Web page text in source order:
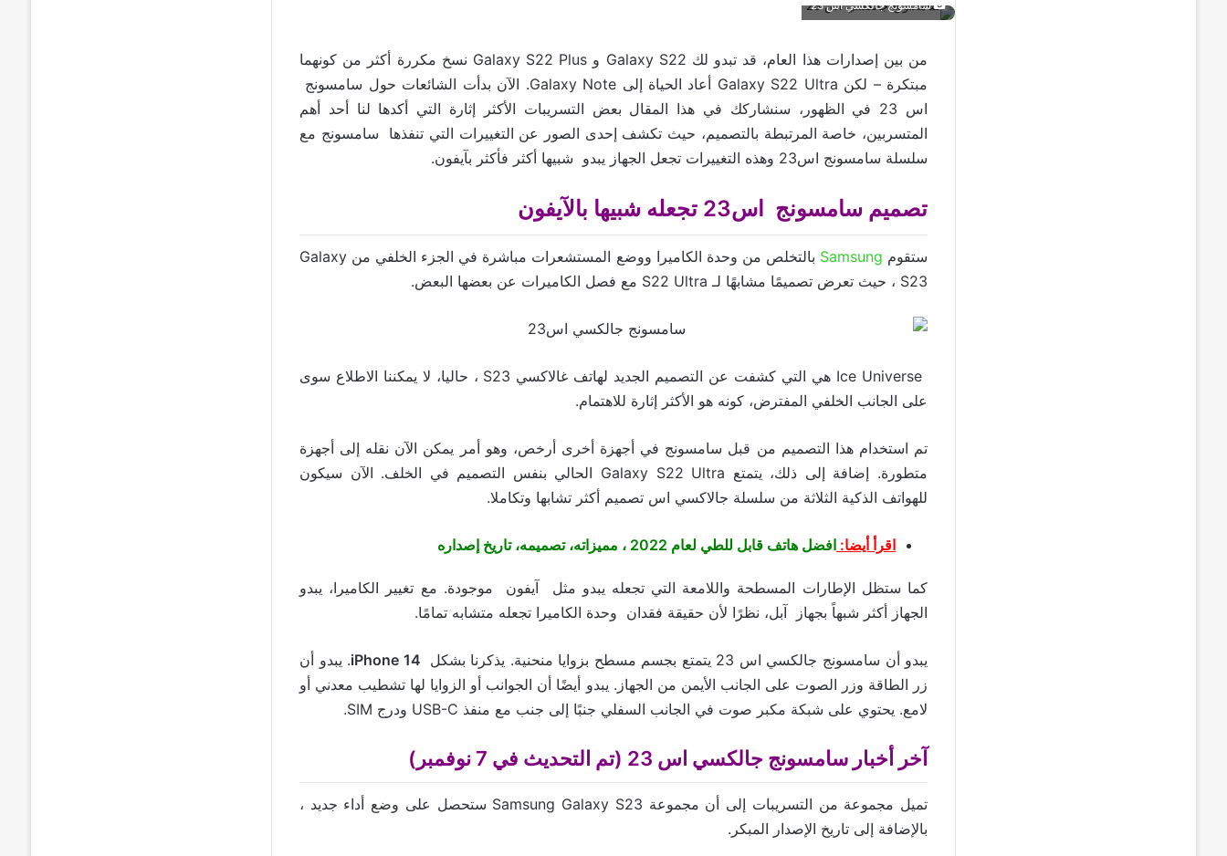
سامسونج جالكسي اس 23
من بين إصدارات هذا العام، قد تبدو لك Galaxy S22 و Galaxy S22 Plus نسخ مكررة أكثر من كونهما
مبتكرة – لكن Galaxy S22 Ultra أعاد الحياة إلى Galaxy Note. الآن بدأت الشائعات حول سامسونج
اس 23 في الظهور، سنشاركك في هذا المقال بعض التسريبات الأكثر إثارة التي أكدها لنا أحد أهم
المتسربين، خاصة المرتبطة بالتصميم، حيث تكشف إحدى الصور عن التغييرات التي تنفذها سامسونج مع
سلسلة سامسونج اس23 وهذه التغييرات تجعل الجهاز يبدو شبيها أكثر فأكثر بآيفون.
تصميم سامسونج اس23 تجعله شبيها بالآيفون
ستقوم
بالتخلص من وحدة الكاميرا ووضع المستشعرات مباشرة في الجزء الخلفي من Galaxy
S23 ، حيث تعرض تصميمًا مشابهًا لـ S22 Ultra مع فصل الكاميرات عن بعضها البعض.
Ice Universe هي التي كشفت عن التصميم الجديد لهاتف غالاكسي S23 ، حاليا، لا يمكننا الاطلاع سوى
على الجانب الخلفي المفترض، كونه هو الأكثر إثارة للاهتمام.
تم استخدام هذا التصميم من قبل سامسونج في أجهزة أخرى أرخص، وهو أمر يمكن الآن نقله إلى أجهزة
متطورة. إضافة إلى ذلك، يتمتع Galaxy S22 Ultra الحالي بنفس التصميم في الخلف. الآن سيكون
للهواتف الذكية الثلاثة من سلسلة جالاكسي اس تصميم أكثر تشابها وتكاملا.
اقرأ أيضا: افضل هاتف قابل للطي لعام 2022 ، مميزاته، تصميمه، تاريخ إصداره
كما ستظل الإطارات المسطحة واللامعة التي تجعله يبدو مثل آيفون موجودة. مع تغيير الكاميرا، يبدو
الجهاز أكثر شبهاً بجهاز آبل، نظرًا لأن حقيقة فقدان وحدة الكاميرا تجعله متشابه تمامًا.
يبدو أن سامسونج جالكسي اس 23 يتمتع بجسم مسطح بزوايا منحنية. يذكرنا بشكل
. يبدو أن
زر الطاقة وزر الصوت على الجانب الأيمن من الجهاز. يبدو أيضًا أن الجوانب أو الزوايا لها تشطيب معدني أو
لامع. يحتوي على شبكة مكبر صوت في الجانب السفلي جنبًا إلى جنب مع منفذ USB-C ودرج SIM.
آخر أخبار سامسونج جالكسي اس 23 (تم التحديث في 7 نوفمبر)
تميل مجموعة من التسريبات إلى أن مجموعة Samsung Galaxy S23 ستحصل على وضع أداء جديد ،
بالإضافة إلى تاريخ الإصدار المبكر.